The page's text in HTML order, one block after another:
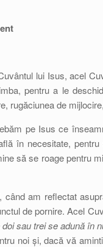
lui Isus, acel
pentru a le
rugăciunea de
pe Isus ce
în necesitate,
să se roage pentru
am reflectat
de pornire. Acel
doi sau trei se adună în
noi și, dacă vă